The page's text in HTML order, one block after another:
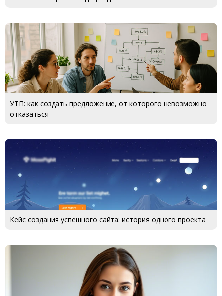
УТП: как создать предложение, от которого невозможно
отказаться
Кейс создания успешного сайта: история одного проекта